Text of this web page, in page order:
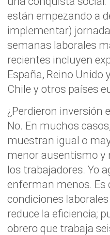
están empezando a
implementar)
semanas laborales
recientes incluyen
España, Reino Unido
Chile y otros países
¿Perdieron inversión
No. En muchos
muestran igual o
menor ausentismo y
los trabajadores. Yo
enferman menos. Es
condiciones
reduce la eficiencia;
obrero que trabaja